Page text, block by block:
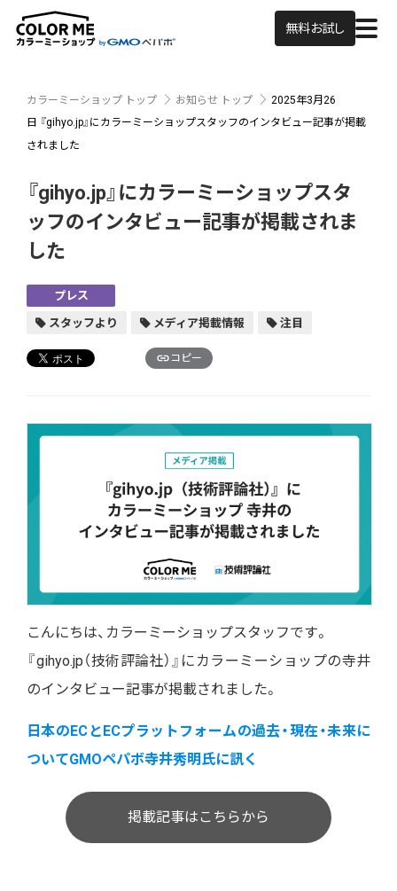
無料お試し
カラーミーショップ トップ お知らせ トップ
2025年3月26
日 『gihyo.jp⁠』にカラーミーショップスタッフのインタビュー記事が掲載
されました
『gihyo.jp⁠』にカラーミーショップスタ
ッフのインタビュー記事が掲載されま
した
プレス
スタッフより メディア掲載情報 注目
コピー
こんにちは、カラーミーショップスタッフです。
『gihyo.jp⁠（技術評論社）』にカラーミーショップの寺井
のインタビュー記事が掲載されました。
日本のECとECプラットフォームの過去⁠⁠・現在⁠⁠・未来に
ついてGMOペパボ寺井秀明氏に訊く
掲載記事はこちらから